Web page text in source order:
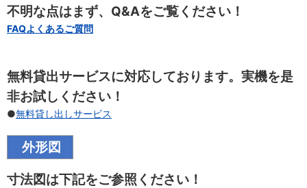
不明な点はまず、Q&Aをご覧ください！
FAQよくあるご質問
無料貸出サービスに対応しております。実機を是
非お試しください！
●無料貸し出しサービス
外形図
寸法図は下記をご参照ください！